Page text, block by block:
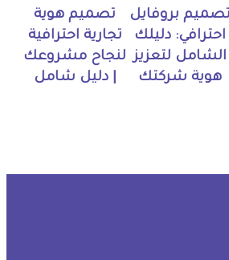
تصميم بروفايل
احترافي: دليلك
الشامل لتعزيز
هوية شركتك
تصميم هوية
تجارية احترافية
لنجاح مشروعك
| دليل شامل